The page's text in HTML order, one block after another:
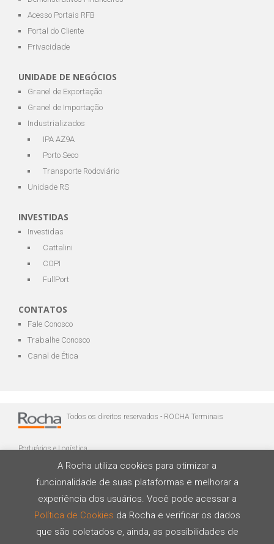
Acesso Portais RFB
Portal do Cliente
Privacidade
UNIDADE DE NEGÓCIOS
Granel de Exportação
Granel de Importação
Industrializados
IPA AZ9A
Porto Seco
Transporte Rodoviário
Unidade RS
INVESTIDAS
Investidas
Cattalini
COPI
FullPort
CONTATOS
Fale Conosco
Trabalhe Conosco
Canal de Ética
Todos os direitos reservados - ROCHA Terminais
Portuários e Logística
Desenvolvido por
A Rocha utiliza cookies para otimizar a
funcionalidade de suas plataformas e melhorar a
experiência dos usuários. Você pode acessar a
Política de Cookies da Rocha e verificar os dados
que são coletados e, ainda, as possibilidades de